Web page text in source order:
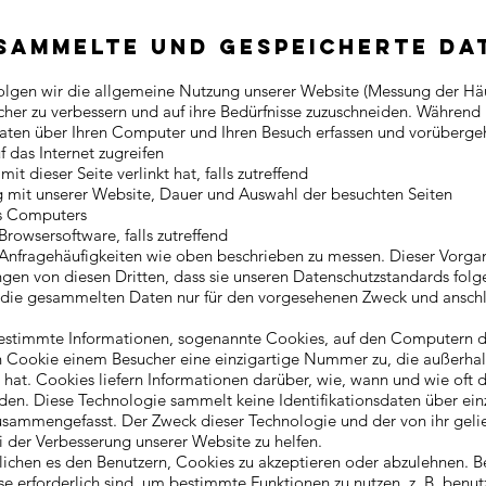
und gespeicherte
wir die allgemeine Nutzung unserer Website (Messung der
zu verbessern und auf ihre Bedürfnisse zuzuschneiden. Während
über Ihren Computer und Ihren Besuch erfassen und
das Internet zugreifen
dieser Seite verlinkt hat, falls zutreffend
unserer Website, Dauer und Auswahl der besuchten Seiten
Computers
falls zutreffend
wie oben beschrieben zu messen. Dieser
von diesen Dritten, dass sie unseren Datenschutzstandards
gesammelten Daten nur für den vorgesehenen Zweck und
Informationen, sogenannte Cookies, auf den Computern
einem Besucher eine einzigartige Nummer zu, die
Cookies liefern Informationen darüber, wie, wann und wie oft
Diese Technologie sammelt keine Identifikationsdaten über
Der Zweck dieser Technologie und der von ihr
Verbesserung unserer Website zu helfen.
es den Benutzern, Cookies zu akzeptieren oder abzulehnen.
erforderlich sind, um bestimmte Funktionen zu nutzen, z. B.